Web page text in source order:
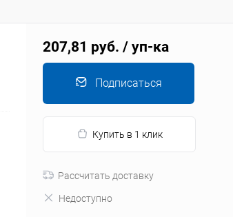
207,81 руб. / уп-ка
Подписаться
Купить в 1 клик
Рассчитать доставку
Недоступно